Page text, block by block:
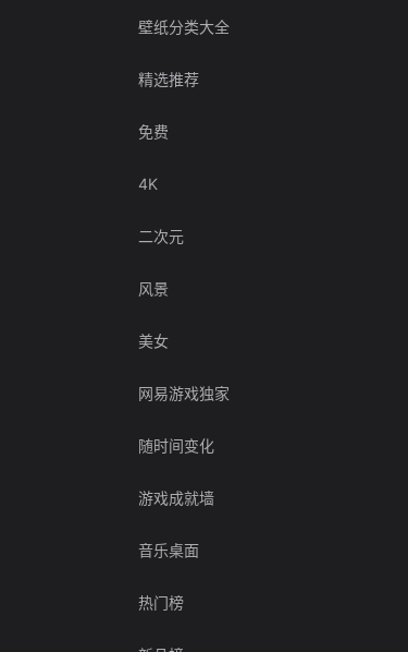
壁纸分类大全
精选推荐
免费
4K
二次元
风景
美女
网易游戏独家
随时间变化
游戏成就墙
音乐桌面
热门榜